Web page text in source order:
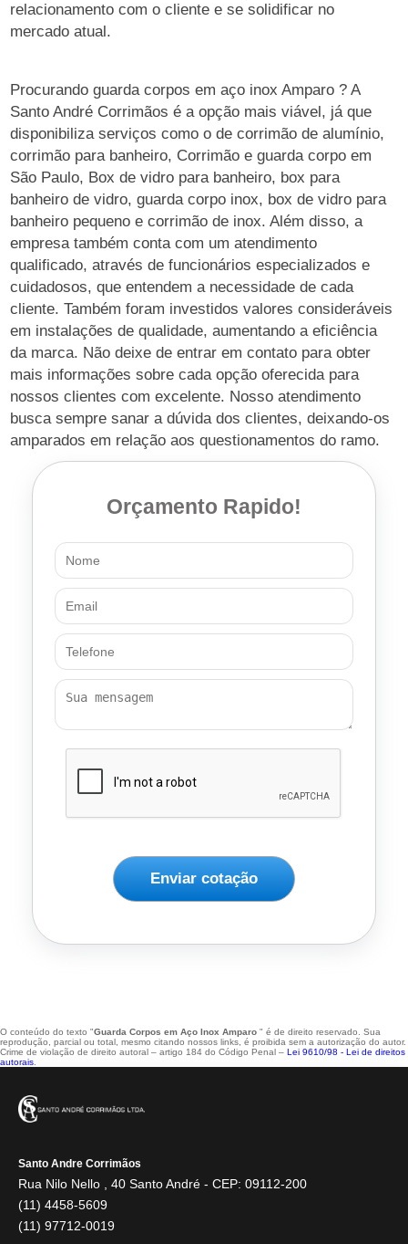
relacionamento com o cliente e se solidificar no
mercado atual.
Procurando guarda corpos em aço inox Amparo ? A
Santo André Corrimãos é a opção mais viável, já que
disponibiliza serviços como o de corrimão de alumínio,
corrimão para banheiro, Corrimão e guarda corpo em
São Paulo, Box de vidro para banheiro, box para
banheiro de vidro, guarda corpo inox, box de vidro para
banheiro pequeno e corrimão de inox. Além disso, a
empresa também conta com um atendimento
qualificado, através de funcionários especializados e
cuidadosos, que entendem a necessidade de cada
cliente. Também foram investidos valores consideráveis
em instalações de qualidade, aumentando a eficiência
da marca. Não deixe de entrar em contato para obter
mais informações sobre cada opção oferecida para
nossos clientes com excelente. Nosso atendimento
busca sempre sanar a dúvida dos clientes, deixando-os
amparados em relação aos questionamentos do ramo.
Orçamento Rapido!
Enviar cotação
O conteúdo do texto "Guarda Corpos em Aço Inox Amparo " é de direito reservado. Sua
reprodução, parcial ou total, mesmo citando nossos links, é proibida sem a autorização do autor.
Crime de violação de direito autoral – artigo 184 do Código Penal – Lei 9610/98 - Lei de direitos
autorais
Santo Andre Corrimãos
Rua Nilo Nello , 40 Santo André - CEP: 09112-200
(11) 4458-5609
(11) 97712-0019